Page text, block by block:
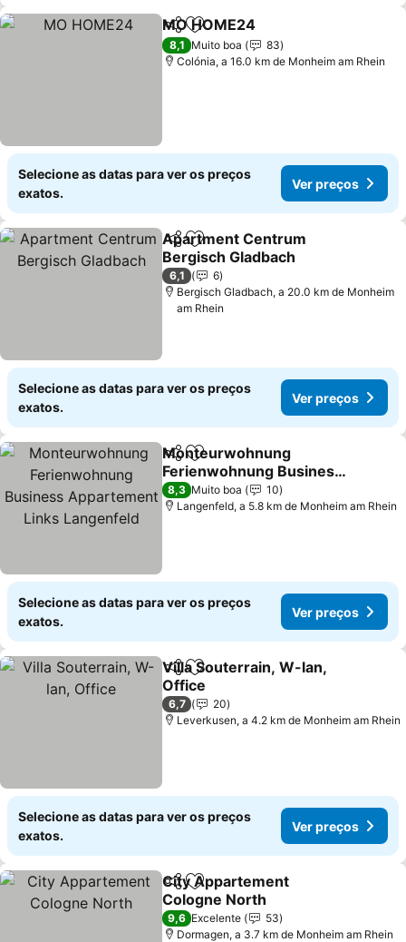
PartilharAdicionar aos favoritos
MO HOME24
8,1 Muito boa
83
Colónia, a 16.0 km de Monheim am Rhein
Selecione as datas para ver os preços
exatos.
Ver preços
PartilharAdicionar aos favoritos
Apartment Centrum
Bergisch Gladbach
Ver preços
6,1
6
Bergisch Gladbach, a 20.0 km de Monheim
am Rhein
Selecione as datas para ver os preços
exatos.
Ver preços
PartilharAdicionar aos favoritos
Monteurwohnung
Ferienwohnung Business
Appartement Links
Langenfeld
Ver preços
8,3 Muito boa
10
Langenfeld, a 5.8 km de Monheim am Rhein
Selecione as datas para ver os preços
exatos.
Ver preços
PartilharAdicionar aos favoritos
Villa Souterrain, W-lan,
Office
Ver preços
6,7
20
Leverkusen, a 4.2 km de Monheim am Rhein
Selecione as datas para ver os preços
exatos.
Ver preços
PartilharAdicionar aos favoritos
City Appartement
Cologne North
Ver preços
9,6 Excelente
53
Dormagen, a 3.7 km de Monheim am Rhein